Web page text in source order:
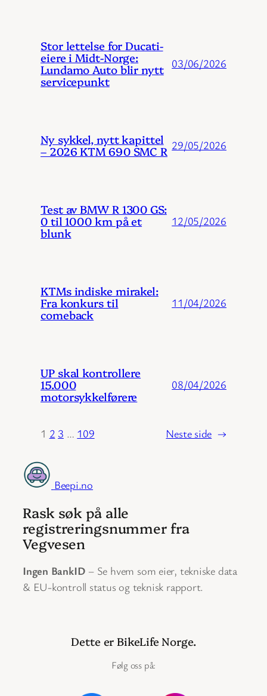
Stor lettelse for Ducati-
eiere i Midt-Norge:
Lundamo Auto blir nytt
servicepunkt
03/06/2026
Ny sykkel, nytt kapittel
– 2026 KTM 690 SMC R 29/05/2026
Test av BMW R 1300 GS:
0 til 1000 km på et
blunk
12/05/2026
KTMs indiske mirakel:
Fra konkurs til
comeback
11/04/2026
UP skal kontrollere
15.000
motorsykkelførere
08/04/2026
1 2 3 … 109 Neste side →
Beepi.no
Rask søk på alle
registreringsnummer fra
Vegvesen
Ingen BankID – Se hvem som eier, tekniske data
& EU-kontroll status og teknisk rapport.
Dette er BikeLife Norge.
Følg oss på: